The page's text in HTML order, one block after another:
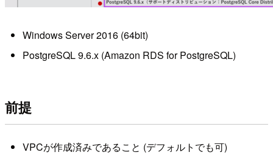
Windows Server 2016 (64bit)
PostgreSQL 9.6.x (Amazon RDS for PostgreSQL)
前提
VPCが作成済みであること (デフォルトでも可)